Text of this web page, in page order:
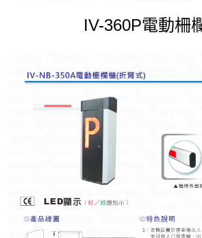
Etag長距離讀卡機系列
紅綠燈號誌系統系列
人員通關管制機系列
車輪檔防撞條系列
智能電子鎖系列
IV-360P電動柵